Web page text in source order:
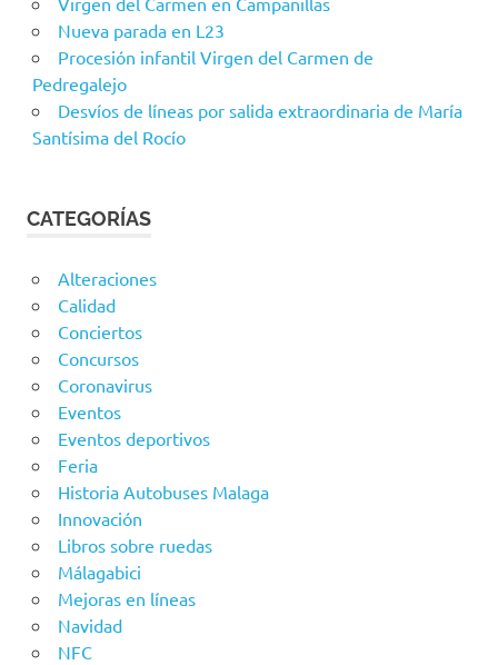
Nueva parada en L23
Procesión infantil Virgen del Carmen de
Pedregalejo
Desvíos de líneas por salida extraordinaria de María
Santísima del Rocío
CATEGORÍAS
Alteraciones
Calidad
Conciertos
Concursos
Coronavirus
Eventos
Eventos deportivos
Feria
Historia Autobuses Malaga
Innovación
Libros sobre ruedas
Málagabici
Mejoras en líneas
Navidad
NFC